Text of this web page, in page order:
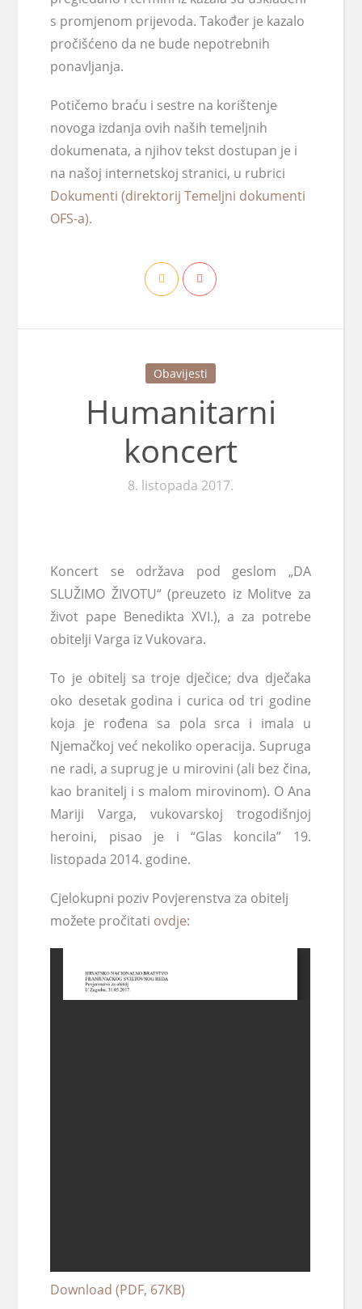
s promjenom prijevoda. Također je kazalo
pročišćeno da ne bude nepotrebnih
ponavljanja.
Potičemo braću i sestre na korištenje
novoga izdanja ovih naših temeljnih
dokumenata, a njihov tekst dostupan je i
na našoj internetskoj stranici, u rubrici
Dokumenti (direktorij Temeljni dokumenti
OFS-a).
Obavijesti
Humanitarni
koncert
8. listopada 2017.
Koncert se održava pod geslom „DA
SLUŽIMO ŽIVOTU“ (preuzeto iz Molitve za
život pape Benedikta XVI.), a za potrebe
obitelji Varga iz Vukovara.
To je obitelj sa troje dječice; dva dječaka
oko desetak godina i curica od tri godine
koja je rođena sa pola srca i imala u
Njemačkoj već nekoliko operacija. Supruga
ne radi, a suprug je u mirovini (ali bez čina,
kao branitelj i s malom mirovinom). O Ana
Mariji Varga, vukovarskoj trogodišnjoj
heroini, pisao je i “Glas koncila” 19.
listopada 2014. godine.
Cjelokupni poziv Povjerenstva za obitelj
možete pročitati ovdje:
Download (PDF, 67KB)